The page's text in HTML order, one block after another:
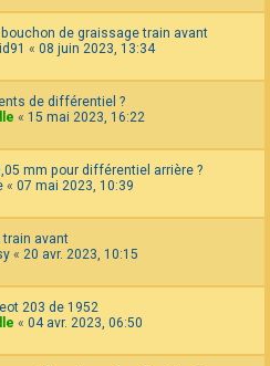
de graissage train avant
« 08 juin 2023, 13:34
de différentiel ?
« 15 mai 2023, 16:22
mm pour différentiel arrière ?
« 07 mai 2023, 10:39
train avant
« 20 avr. 2023, 10:15
203 de 1952
« 04 avr. 2023, 06:50